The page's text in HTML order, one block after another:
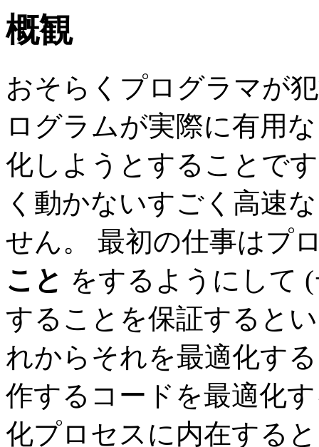
概観
おそらくプログラマが
ログラムが実際に有用
化しようとすることで
く動かないすごく高速
せん。 最初の仕事はプ
こと をするようにして
することを保証すると
れからそれを最適化す
作するコードを最適化
化プロセスに内在する